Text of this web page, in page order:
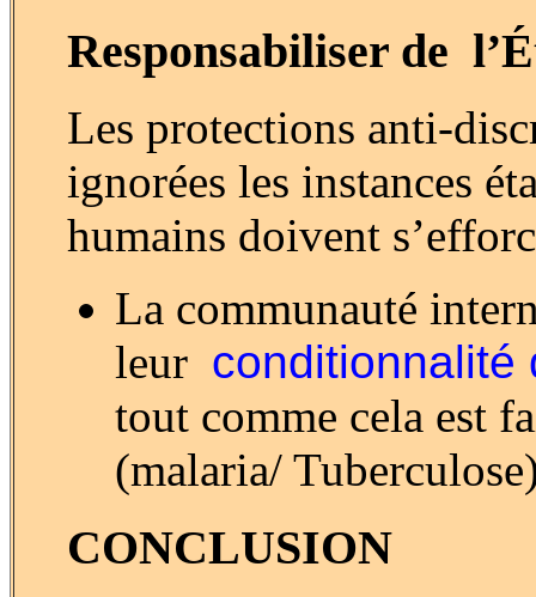
Responsabiliser de
Les protections anti-
ignorées les instances
humains doivent
La communauté
leur conditionnalité
tout comme cela est
(malaria/
CONCLUSION